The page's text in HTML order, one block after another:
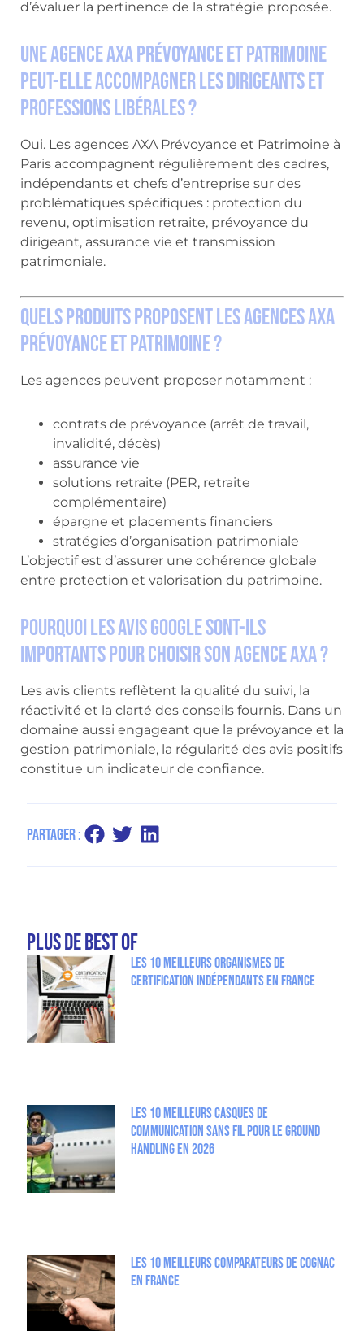
d’évaluer la pertinence de la stratégie proposée.
Une agence AXA Prévoyance et Patrimoine
peut-elle accompagner les dirigeants et
professions libérales ?
Oui. Les agences AXA Prévoyance et Patrimoine à
Paris accompagnent régulièrement des cadres,
indépendants et chefs d’entreprise sur des
problématiques spécifiques : protection du
revenu, optimisation retraite, prévoyance du
dirigeant, assurance vie et transmission
patrimoniale.
Quels produits proposent les agences AXA
Prévoyance et Patrimoine ?
Les agences peuvent proposer notamment :
contrats de prévoyance (arrêt de travail,
invalidité, décès)
assurance vie
solutions retraite (PER, retraite
complémentaire)
épargne et placements financiers
stratégies d’organisation patrimoniale
L’objectif est d’assurer une cohérence globale
entre protection et valorisation du patrimoine.
Pourquoi les avis Google sont-ils
importants pour choisir son agence AXA ?
Les avis clients reflètent la qualité du suivi, la
réactivité et la clarté des conseils fournis. Dans un
domaine aussi engageant que la prévoyance et la
gestion patrimoniale, la régularité des avis positifs
constitue un indicateur de confiance.
Partager :
plus de Best Of
Les 10 meilleurs organismes de
certification indépendants en France
Les 10 meilleurs casques de
communication sans fil pour le Ground
Handling en 2026
Les 10 meilleurs comparateurs de Cognac
en France